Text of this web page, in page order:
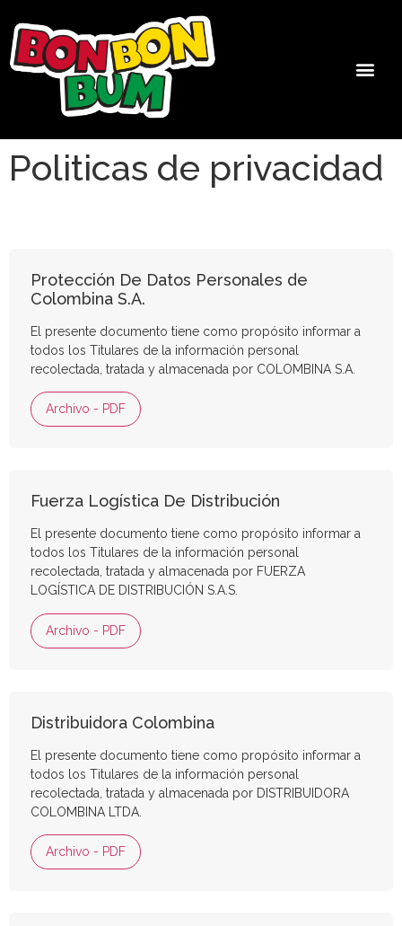
Politicas de privacidad
Protección De Datos Personales de
Colombina S.A.
El presente documento tiene como propósito informar a
todos los Titulares de la información personal
recolectada, tratada y almacenada por COLOMBINA S.A.
Archivo - PDF
Fuerza Logística De Distribución
El presente documento tiene como propósito informar a
todos los Titulares de la información personal
recolectada, tratada y almacenada por FUERZA
LOGÍSTICA DE DISTRIBUCIÓN S.A.S.
Archivo - PDF
Distribuidora Colombina
El presente documento tiene como propósito informar a
todos los Titulares de la información personal
recolectada, tratada y almacenada por DISTRIBUIDORA
COLOMBINA LTDA.
Archivo - PDF